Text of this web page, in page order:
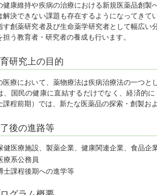
健康維持や疾病の治療における新規医薬品創
解決できない課題も存在するようになってきて
す創薬研究者及び生命薬学研究者として幅広い
担う教育者・研究者の養成も行います。
研究上の目的
医療において、薬物療法は疾病治療法の一つ
、国民の健康に直結するだけでなく、経済的
課程前期）では、新たな医薬品の探索・創製お
後の進路等
健医療施設、製薬企業、健康関連企業、食品企
療系公務員
士課程後期への進学等